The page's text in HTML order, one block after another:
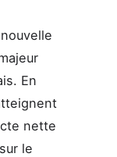
En
nette
le